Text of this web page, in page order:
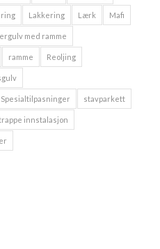
Lakkering Lærk Mafi
med ramme
ramme Reoljing
Spesialtilpasninger stavparkett
innstalasjon